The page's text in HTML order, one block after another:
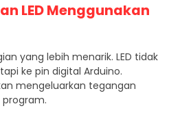
LED Menggunakan
yang lebih menarik. LED tidak
ke pin digital Arduino.
mengeluarkan tegangan